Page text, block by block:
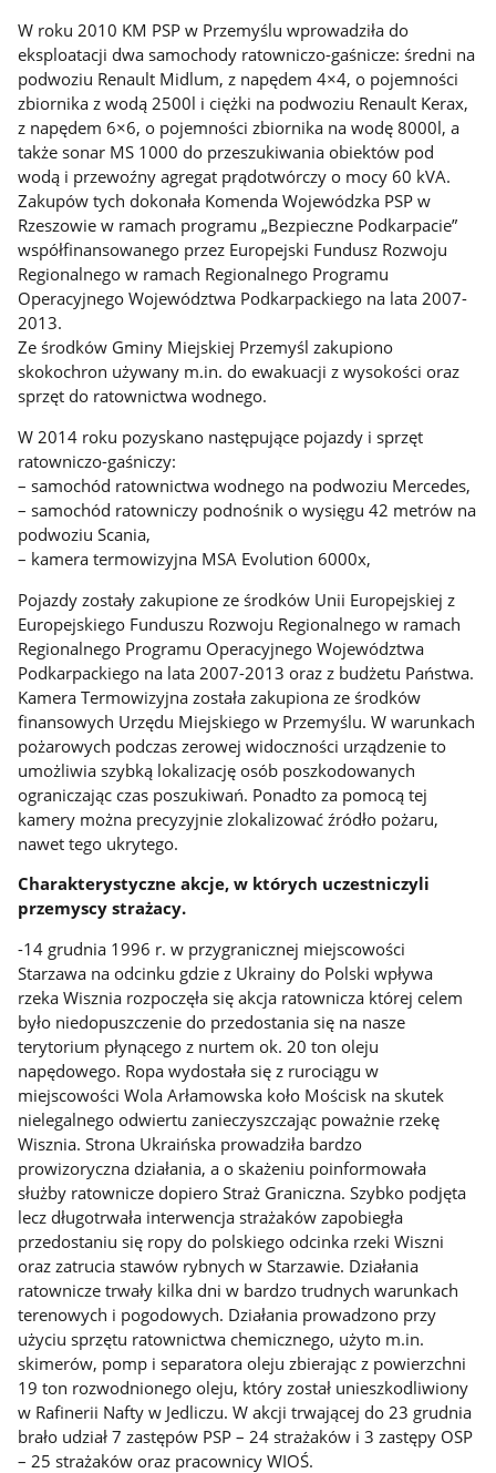
W roku 2010 KM PSP w Przemyślu wprowadziła do
eksploatacji dwa samochody ratowniczo-gaśnicze: średni na
podwoziu Renault Midlum, z napędem 4×4, o pojemności
zbiornika z wodą 2500l i ciężki na podwoziu Renault Kerax,
z napędem 6×6, o pojemności zbiornika na wodę 8000l, a
także sonar MS 1000 do przeszukiwania obiektów pod
wodą i przewoźny agregat prądotwórczy o mocy 60 kVA.
Zakupów tych dokonała Komenda Wojewódzka PSP w
Rzeszowie w ramach programu „Bezpieczne Podkarpacie”
współfinansowanego przez Europejski Fundusz Rozwoju
Regionalnego w ramach Regionalnego Programu
Operacyjnego Województwa Podkarpackiego na lata 2007-
2013.
Ze środków Gminy Miejskiej Przemyśl zakupiono
skokochron używany m.in. do ewakuacji z wysokości oraz
sprzęt do ratownictwa wodnego.
W 2014 roku pozyskano następujące pojazdy i sprzęt
ratowniczo-gaśniczy:
– samochód ratownictwa wodnego na podwoziu Mercedes,
– samochód ratowniczy podnośnik o wysięgu 42 metrów na
podwoziu Scania,
– kamera termowizyjna MSA Evolution 6000x,
Pojazdy zostały zakupione ze środków Unii Europejskiej z
Europejskiego Funduszu Rozwoju Regionalnego w ramach
Regionalnego Programu Operacyjnego Województwa
Podkarpackiego na lata 2007-2013 oraz z budżetu Państwa.
Kamera Termowizyjna została zakupiona ze środków
finansowych Urzędu Miejskiego w Przemyślu. W warunkach
pożarowych podczas zerowej widoczności urządzenie to
umożliwia szybką lokalizację osób poszkodowanych
ograniczając czas poszukiwań. Ponadto za pomocą tej
kamery można precyzyjnie zlokalizować źródło pożaru,
nawet tego ukrytego.
Charakterystyczne akcje, w których uczestniczyli
przemyscy strażacy.
-14 grudnia 1996 r. w przygranicznej miejscowości
Starzawa na odcinku gdzie z Ukrainy do Polski wpływa
rzeka Wisznia rozpoczęła się akcja ratownicza której celem
było niedopuszczenie do przedostania się na nasze
terytorium płynącego z nurtem ok. 20 ton oleju
napędowego. Ropa wydostała się z rurociągu w
miejscowości Wola Arłamowska koło Mościsk na skutek
nielegalnego odwiertu zanieczyszczając poważnie rzekę
Wisznia. Strona Ukraińska prowadziła bardzo
prowizoryczna działania, a o skażeniu poinformowała
służby ratownicze dopiero Straż Graniczna. Szybko podjęta
lecz długotrwała interwencja strażaków zapobiegła
przedostaniu się ropy do polskiego odcinka rzeki Wiszni
oraz zatrucia stawów rybnych w Starzawie. Działania
ratownicze trwały kilka dni w bardzo trudnych warunkach
terenowych i pogodowych. Działania prowadzono przy
użyciu sprzętu ratownictwa chemicznego, użyto m.in.
skimerów, pomp i separatora oleju zbierając z powierzchni
19 ton rozwodnionego oleju, który został unieszkodliwiony
w Rafinerii Nafty w Jedliczu. W akcji trwającej do 23 grudnia
brało udział 7 zastępów PSP – 24 strażaków i 3 zastępy OSP
– 25 strażaków oraz pracownicy WIOŚ.